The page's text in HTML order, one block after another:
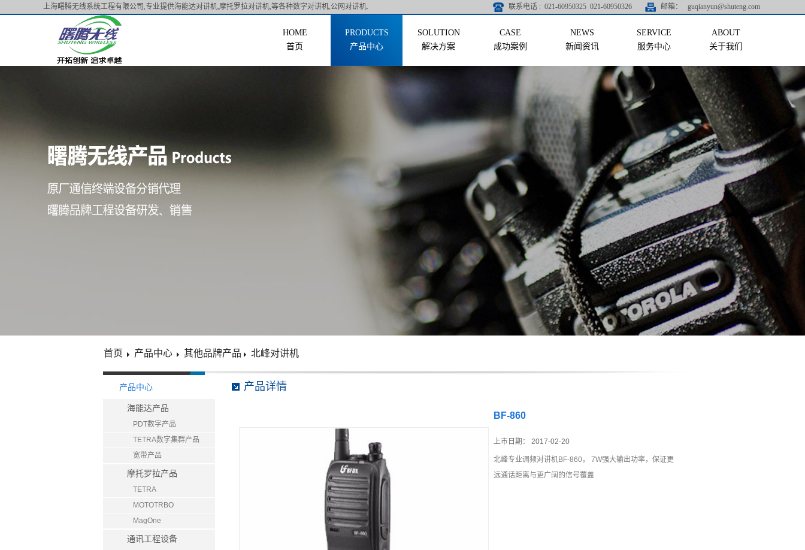
上海曙腾无线系统工程有限公司,专业提供海能达对讲机,摩托罗拉对讲机,等各种数字对讲机,公网对讲机. 联系电话 : 021-60950325 021-60950326 邮箱： guqianyun@shuteng.com
首页 产品中心 解决方案 成功案例 新闻资讯 服务中心 关于我们
产品中心
海能达产品
PDT数字产品
TETRA数字集群产品
宽带产品
摩托罗拉产品
TETRA
MOTOTRBO
MagOne
通讯工程设备
产品详情
首页 产品中心 其他品牌产品 北峰对讲机
BF-860
上市日期： 2017-02-20
北峰专业调频对讲机BF-860， 7W强大输出功率，保证更
远通话距离与更广阔的信号覆盖